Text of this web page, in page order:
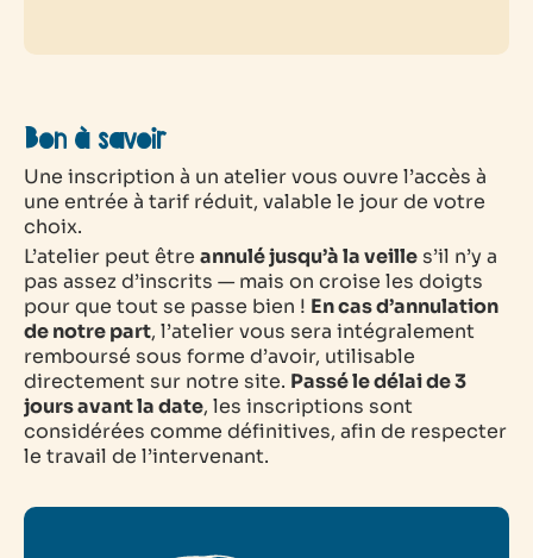
Bon à savoir
Une inscription à un atelier vous ouvre l’accès à
une entrée à tarif réduit, valable le jour de votre
choix.
L’atelier peut être annulé jusqu’à la veille s’il n’y a
pas assez d’inscrits — mais on croise les doigts
pour que tout se passe bien ! En cas d’annulation
de notre part, l’atelier vous sera intégralement
remboursé sous forme d’avoir, utilisable
directement sur notre site. Passé le délai de 3
jours avant la date, les inscriptions sont
considérées comme définitives, afin de respecter
le travail de l’intervenant.